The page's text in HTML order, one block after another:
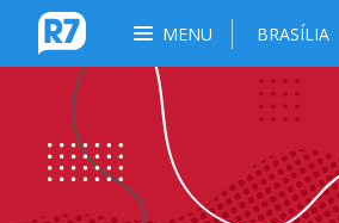
MENU BRASÍLIA